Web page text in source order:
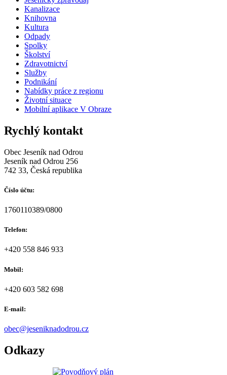
Kanalizace
Knihovna
Kultura
Odpady
Spolky
Školství
Zdravotnictví
Služby
Podnikání
Nabídky práce z regionu
Životní situace
Mobilní aplikace V Obraze
Rychlý kontakt
Obec Jeseník nad Odrou
Jeseník nad Odrou 256
742 33, Česká republika
Číslo účtu:
1760110389/0800
Telefon:
+420 558 846 933
Mobil:
+420 603 582 698
E-mail:
obec@jeseniknadodrou.cz
Odkazy